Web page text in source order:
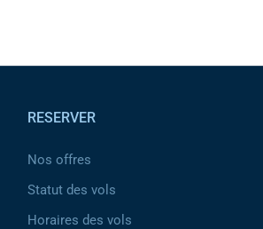
RESERVER
Nos offres
Statut des vols
Horaires des vols